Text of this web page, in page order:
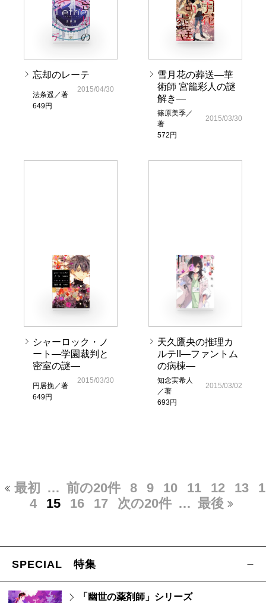
忘却のレーテ
法条遥／著
649円
2015/04/30
雪月花の葬送―華
術師 宮籠彩人の謎
解き―
篠原美季／
著
572円
2015/03/30
シャーロック・ノ
ート―学園裁判と
密室の謎―
円居挽／著
649円
2015/03/30
天久鷹央の推理カ
ルテII―ファントム
の病棟―
知念実希人
／著
693円
2015/03/02
最初 … 前の20件 8 9 10 11 12 13
1
4
15 16 17 次の20件 … 最後
SPECIAL 特集
「幽世の薬剤師」シリーズ